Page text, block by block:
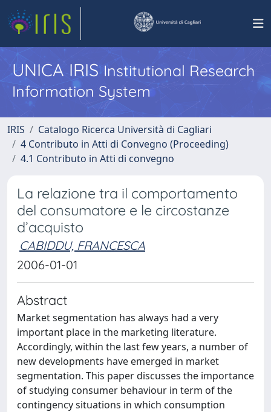
UNICA IRISInstitutional Research
Information System
IRIS
Catalogo Ricerca Università di Cagliari
4 Contributo in Atti di Convegno (Proceeding)
4.1 Contributo in Atti di convegno
La relazione tra il comportamento
del consumatore e le circostanze
d’acquisto
CABIDDU, FRANCESCA
2006-01-01
Abstract
Market segmentation has always had a very
important place in the marketing literature.
Accordingly, within the last few years, a number of
new developments have emerged in market
segmentation. This paper discusses the importance
of studying consumer behaviour in term of the
contingency situations in which consumption